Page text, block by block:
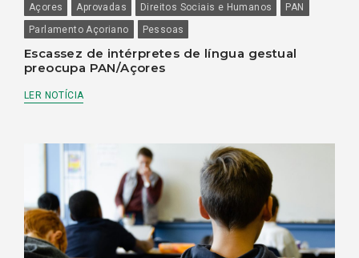
Açores Aprovadas Direitos Sociais e Humanos
PAN
Parlamento Açoriano
Pessoas
Escassez de intérpretes de língua gestual
preocupa PAN/Açores
LER NOTÍCIA